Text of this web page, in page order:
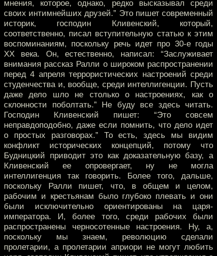
мнения, которое, однако, редко высказывал среди
своих интимнейших друзей.” Это пишет современный
историк, господин Кливенский, который,
соответственно, писал вступительную статью к этим
воспоминаниям, поскольку речь идет про 30-е годы
XX века. Он, естественно, написал: “Заслуживает
внимания рассказ Ралли о широком распространении
перед 4 апреля террористических настроений среди
студенчества и, вообще, среди интеллигенции. Пусть
даже дело шло не столько о настроениях, как о
склонности поболтать.” Не буду все здесь читать.
Господин Кливенский пишет: “Это совсем
неправдоподобно, даже если помнить, что дело идет
о простых разговорах.” То есть, здесь мы видим
конфликт исторических концепций, потому что
Будницкий приводит это как доказательную базу, а
Кливенский ее опровергает, ну не могла
интеллигенция так говорить. Более того, дальше,
поскольку Ралли пишет, что, в общем и целом,
рабочим и крестьянам было глубоко плевать и они
были исключительно ориентированы на царя-
императора. И, более того, среди рабочих были
распространены черносотенные настроения. Ну, а,
поскольку мы знаем, революцию сделали
пролетарии, а пролетарии априори не могут любить